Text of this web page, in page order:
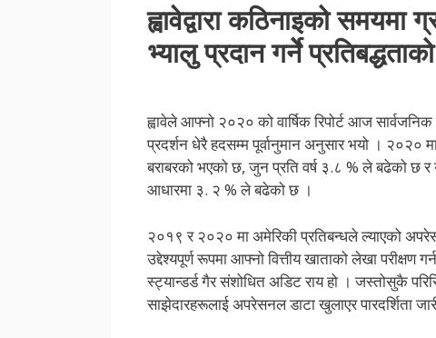
ह्वावेद्वारा कठिनाइको
भ्यालु प्रदान गर्नेे
ह्वावेले आफ्नो २०२० को वार्षिक रिपोर्ट आज
प्रदर्शन धेरै हदसम्म पूर्वानुमान अनुसार भयो । २०२०
बराबरको भएको छ, जुन प्रति वर्ष ३.८ % ले बढेको छ
आधारमा ३. २ % ले बढेको छ ।
२०१९ र २०२० मा अमेरिकी प्रतिबन्धले ल्याएको
उद्देश्यपूर्ण रूपमा आफ्नो वित्तीय खाताको लेखा
स्ट्यान्डर्ड गैर संशोधित अडिट राय हो । जस्तोसुकै
साझेदारहरूलाई अपरेसनल डाटा खुलाएर पारदर्शिता